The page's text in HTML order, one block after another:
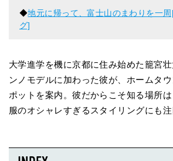
◆地元に帰って、富士山のまわりを一
グ]
大学進学を機に京都に住み始めた籠宮
ンノモデルに加わった彼が、ホームタ
ポットを案内。彼だからこそ知る場所
服のオシャレすぎるスタイリングにも注